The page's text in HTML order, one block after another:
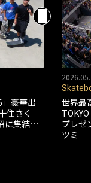
」豪華出
住さく
に集結…
世界最
プレゼ
ツミ